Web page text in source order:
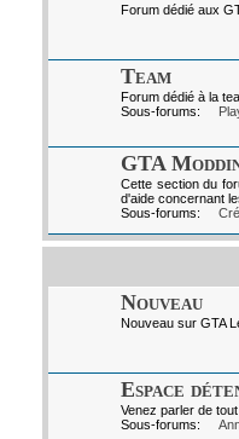
Forum dédié aux
Team
Forum dédié à la
Sous-forums:
GTA
Cette section du
d'aide concernant
Sous-forums:
Nouveau
Nouveau sur GTA
Espace
Venez parler de
Sous-forums: